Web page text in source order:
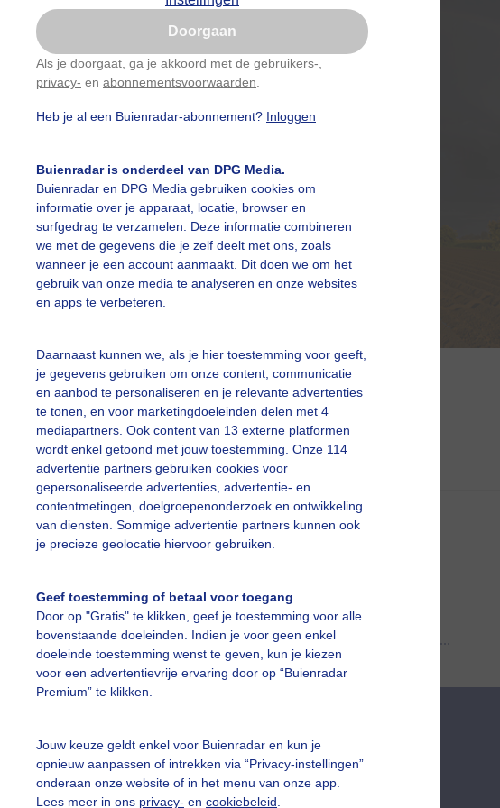
Doorgaan
Als je doorgaat, ga je akkoord met de gebruikers-
privacy- en abonnementsvoorwaarden
Heb je al een Buienradar-abonnement? Inloggen
Buienradar is onderdeel van DPG Media.
Buienradar en DPG Media gebruiken cookies om
informatie over je apparaat, locatie, browser en
surfgedrag te verzamelen. Deze informatie combineren
we met de gegevens die je zelf deelt met ons, zoals
wanneer je een account aanmaakt. Dit doen we om het
gebruik van onze media te analyseren en onze websites
en apps te verbeteren.
Daarnaast kunnen we, als je hier toestemming voor geeft,
je gegevens gebruiken om onze content, communicatie
en aanbod te personaliseren en je relevante advertenties
te tonen, en voor marketingdoeleinden delen met 4
mediapartners. Ook content van 13 externe platformen
wordt enkel getoond met jouw toestemming. Onze 114
advertentie partners gebruiken cookies voor
gepersonaliseerde advertenties, advertentie- en
contentmetingen, doelgroepenonderzoek en ontwikkeling
van diensten. Sommige advertentie partners kunnen ook
je precieze geolocatie hiervoor gebruiken.
Geef toestemming of betaal voor toegang
Door op "Gratis" te klikken, geef je toestemming voor alle
bovenstaande doeleinden. Indien je voor geen enkel
doeleinde toestemming wenst te geven, kun je kiezen
voor een advertentievrije ervaring door op “Buienradar
Premium” te klikken.
Jouw keuze geldt enkel voor Buienradar en kun je
opnieuw aanpassen of intrekken via “Privacy-instellingen”
onderaan onze website of in het menu van onze app.
Lees meer in ons privacy- en cookiebeleid
luchten vanavond 16-05-2026
Gemaakt: 16-05-2026, 15x bekeken
Zonsondergang
slideshow
Een moment geduld aub...
vragen
De Bilt
Nu niet, misschien later
Gebruik je Safari en wil je niet elke dag deze pop-up
Klikhierom dit aan te passen